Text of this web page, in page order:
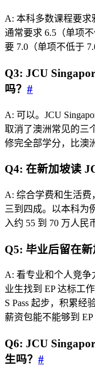
A: 本科多数课程要求
通常要求 6.5（单项
要 7.0（单项不低于
Q3: JCU
吗？ #
A: 可以。JCU
取消了澳洲常见的三
修完全部学分，比澳
Q4: 在新加坡读
A: 综合学费和生活费
三到四成。以本科为
入约 55 到 70 万人民
Q5: 毕业后留在新
A: 看专业和个人竞
业生找到 EP 达标工
S Pass 起步，积累经
薪资包能不能够到 EP
Q6: JCU
生吗？ #